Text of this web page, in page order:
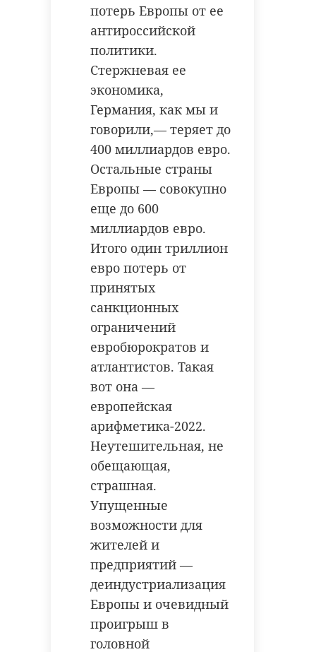
потерь Европы от ее
антироссийской
политики.
Стержневая ее
экономика,
Германия, как мы и
говорили,— теряет до
400 миллиардов евро.
Остальные страны
Европы — совокупно
еще до 600
миллиардов евро.
Итого один триллион
евро потерь от
принятых
санкционных
ограничений
евробюрократов и
атлантистов. Такая
вот она —
европейская
арифметика-2022.
Неутешительная, не
обещающая,
страшная.
Упущенные
возможности для
жителей и
предприятий —
деиндустриализация
Европы и очевидный
проигрыш в
головной